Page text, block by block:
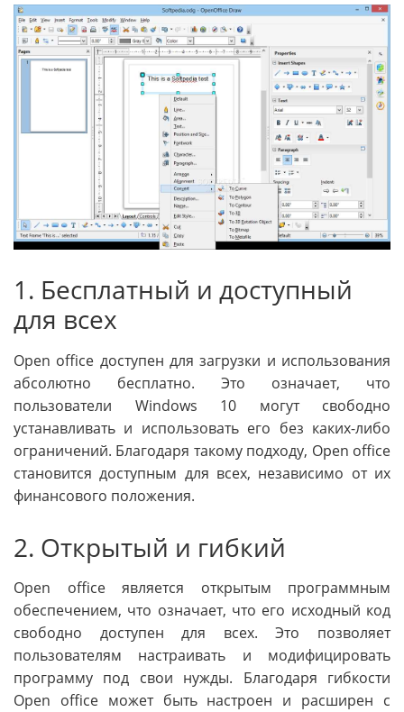
1. Бесплатный и доступный
для всех
Open office доступен для загрузки и использования
абсолютно бесплатно. Это означает, что
пользователи Windows 10 могут свободно
устанавливать и использовать его без каких-либо
ограничений. Благодаря такому подходу, Open office
становится доступным для всех, независимо от их
финансового положения.
2. Открытый и гибкий
Open office является открытым программным
обеспечением, что означает, что его исходный код
свободно доступен для всех. Это позволяет
пользователям настраивать и модифицировать
программу под свои нужды. Благодаря гибкости
Open office может быть настроен и расширен с